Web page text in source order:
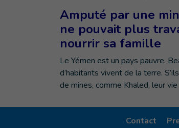
Amputé par une
ne pouvait plus
nourrir sa famille
Le Yémen est un pays pauvre.
d’habitants vivent de la terre.
de mines, comme Khaled, leur
Contact